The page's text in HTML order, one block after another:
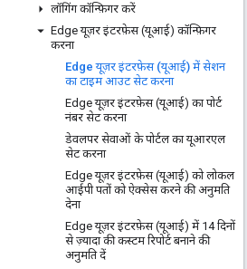
लॉगिंग कॉन्फ़िगर करें
Edge यूज़र इंटरफ़ेस (यूआई) कॉन्फ़िगर
करना
Edge यूज़र इंटरफ़ेस (यूआई) में सेशन
का टाइम आउट सेट करना
Edge यूज़र इंटरफ़ेस (यूआई) का पोर्ट
नंबर सेट करना
डेवलपर सेवाओं के पोर्टल का यूआरएल
सेट करना
Edge यूज़र इंटरफ़ेस (यूआई) को लोकल
आईपी पतों को ऐक्सेस करने की अनुमति
देना
Edge यूज़र इंटरफ़ेस (यूआई) में 14 दिनों
से ज़्यादा की कस्टम रिपोर्ट बनाने की
अनुमति दें